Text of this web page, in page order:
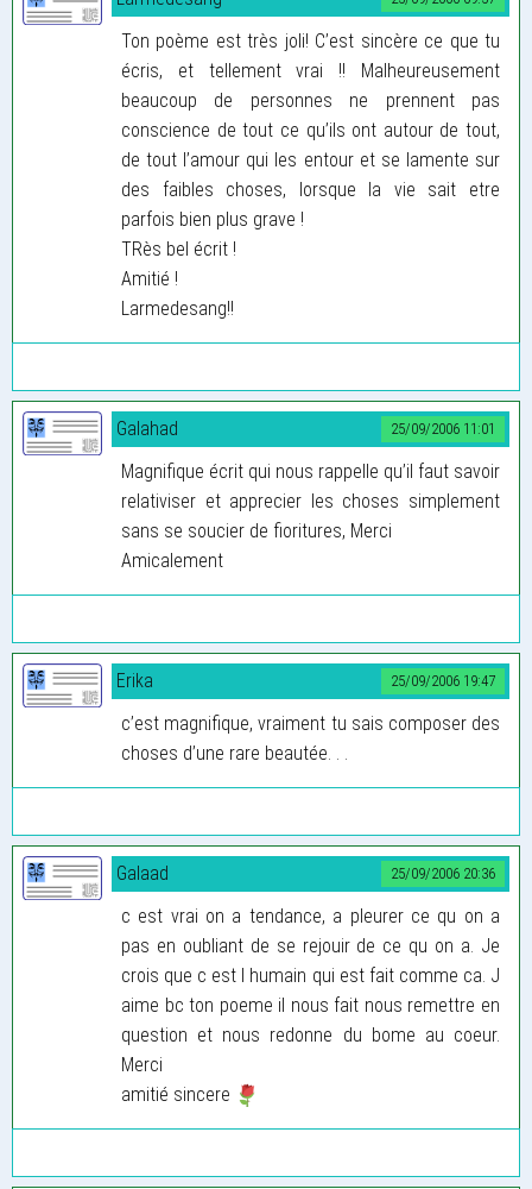
Ton poème est très joli! C’est sincère ce que tu
écris, et tellement vrai !! Malheureusement
beaucoup de personnes ne prennent pas
conscience de tout ce qu’ils ont autour de tout,
de tout l’amour qui les entour et se lamente sur
des faibles choses, lorsque la vie sait etre
parfois bien plus grave !
TRès bel écrit !
Amitié !
Larmedesang!!
25/09/2006 11:01
Galahad
Magnifique écrit qui nous rappelle qu’il faut savoir
relativiser et apprecier les choses simplement
sans se soucier de fioritures, Merci
Amicalement
25/09/2006 19:47
Erika
c’est magnifique, vraiment tu sais composer des
choses d’une rare beautée. . .
25/09/2006 20:36
Galaad
c est vrai on a tendance, a pleurer ce qu on a
pas en oubliant de se rejouir de ce qu on a. Je
crois que c est l humain qui est fait comme ca. J
aime bc ton poeme il nous fait nous remettre en
question et nous redonne du bome au coeur.
Merci
amitié sincere